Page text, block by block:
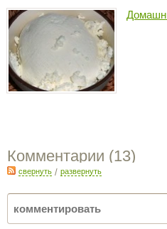
Комментарии (13)
свернуть / развернуть